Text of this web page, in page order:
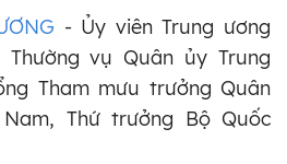
- Ủy viên Trung ương
vụ Quân ủy Trung
Tham mưu trưởng Quân
Thứ trưởng Bộ Quốc